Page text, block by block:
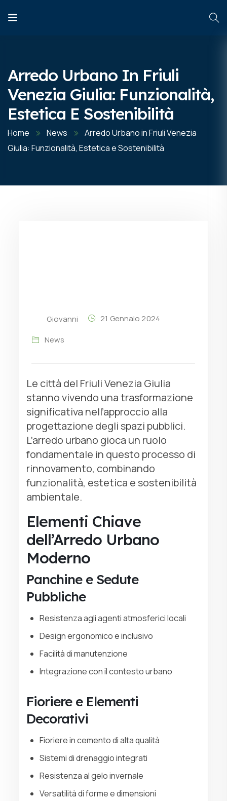
Arredo Urbano In Friuli
Venezia Giulia: Funzionalità,
Estetica E Sostenibilità
Home News
Arredo Urbano in Friuli Venezia
Giulia: Funzionalità, Estetica e Sostenibilità
Giovanni
21 Gennaio 2024
News
Le città del Friuli Venezia Giulia
stanno vivendo una trasformazione
significativa nell’approccio alla
progettazione degli spazi pubblici.
L’arredo urbano gioca un ruolo
fondamentale in questo processo di
rinnovamento, combinando
funzionalità, estetica e sostenibilità
ambientale.
Elementi Chiave
dell’Arredo Urbano
Moderno
Panchine e Sedute
Pubbliche
Resistenza agli agenti atmosferici locali
Design ergonomico e inclusivo
Facilità di manutenzione
Integrazione con il contesto urbano
Fioriere e Elementi
Decorativi
Fioriere in cemento di alta qualità
Sistemi di drenaggio integrati
Resistenza al gelo invernale
Versatilità di forme e dimensioni